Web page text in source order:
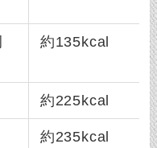
約135kcal
約225kcal
約235kcal